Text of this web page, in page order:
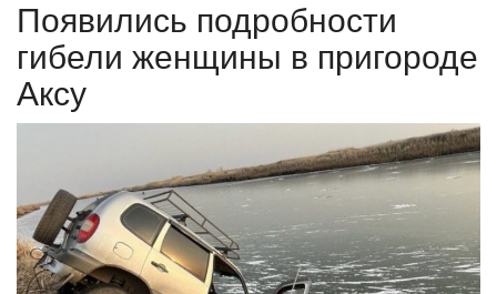
ПАВЛОДАРСКАЯ ОБЛАСТЬ
КАЗАХСТАН
СПЕЦПРОЕКТЫ
СПОРТ
Появились подробности
гибели женщины в пригороде
Аксу